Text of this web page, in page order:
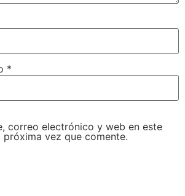
*
correo electrónico y web en este
vez que comente.